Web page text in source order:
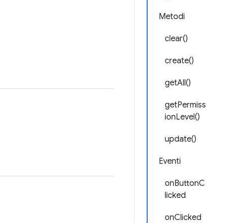
Metodi
clear()
create()
getAll()
getPermiss
ionLevel()
update()
Eventi
onButtonC
licked
onClicked